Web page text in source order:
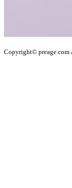
Copyright© preage.com